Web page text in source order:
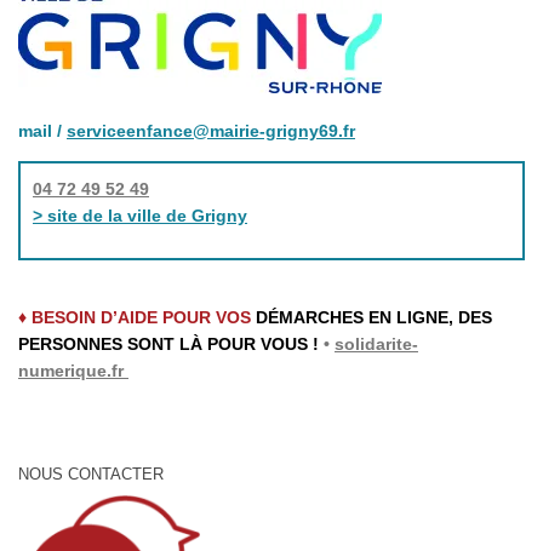
mail / serviceenfance@mairie-grigny69.fr
04 72 49 52 49
> site de la ville de Grigny
♦ BESOIN D’AIDE POUR VOS DÉMARCHES EN LIGNE, DES
PERSONNES SONT LÀ POUR VOUS ! • solidarite-
numerique.fr
NOUS CONTACTER